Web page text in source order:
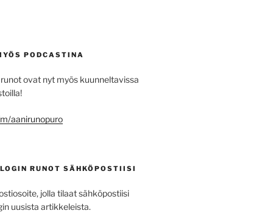
PODCASTINA
ovat nyt myös kuunneltavissa
aanirunopuro
RUNOT SÄHKÖPOSTIISI
jolla tilaat sähköpostiisi
uusista artikkeleista.